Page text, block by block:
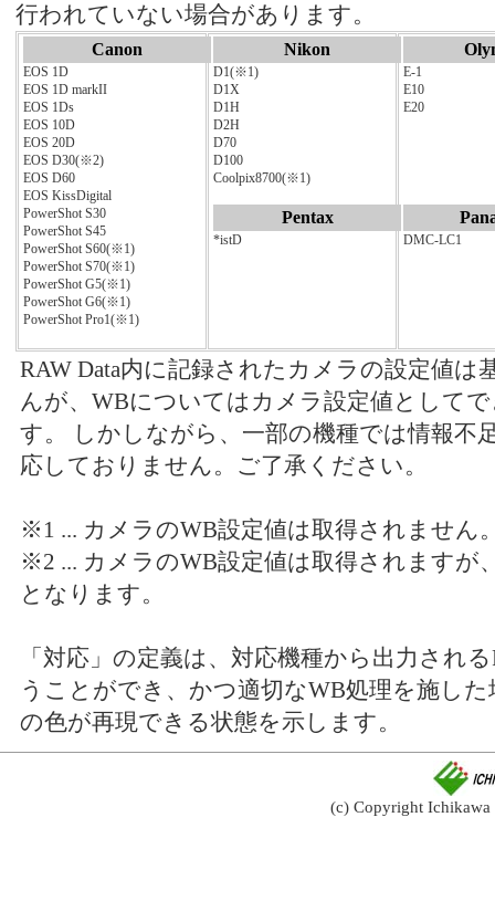
行われていない場合があります。
Canon
EOS 1D
EOS 1D markII
EOS 1Ds
EOS 10D
EOS 20D
EOS D30(※2)
EOS D60
EOS KissDigital
PowerShot S30
PowerShot S45
PowerShot S60(※1)
PowerShot S70(※1)
PowerShot G5(※1)
PowerShot G6(※1)
PowerShot Pro1(※1)
Nikon
D1(※1)
D1X
D1H
D2H
D70
D100
Coolpix8700(※1)
Pentax
*istD
E-1
E10
E20
DMC-LC1
RAW Data内に記録されたカメラの設定値は
んが、WBについてはカメラ設定値として
す。 しかしながら、一部の機種では情報不
応しておりません。ご了承ください。
※1 ... カメラのWB設定値は取得されません
※2 ... カメラのWB設定値は取得されますが
となります。
「対応」の定義は、対応機種から出力され
うことができ、かつ適切なWB処理を施し
の色が再現できる状態を示します。
(c) Copyright Ichikawa